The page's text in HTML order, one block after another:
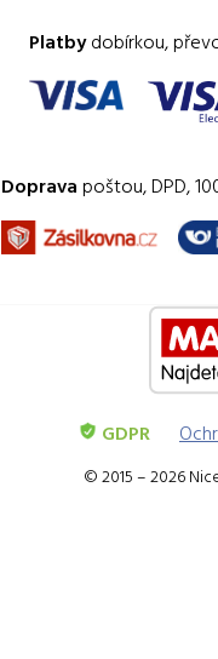
Platbydobírkou,
Doprava poštou, DPD,
GDPR
© 2015 – 2026